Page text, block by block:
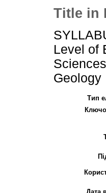
Title in
Level of
Geology
Тип